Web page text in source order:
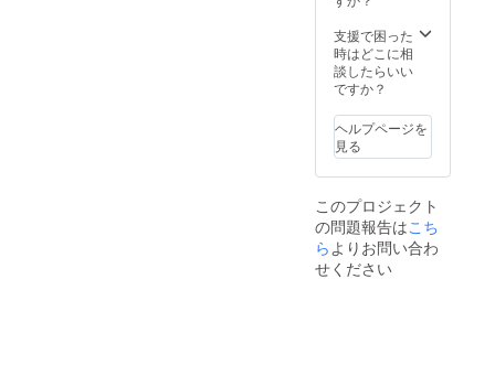
支援で困った
時はどこに相
談したらいい
ですか？
ヘルプページを
見る
このプロジェクト
の問題報告はこち
らよりお問い合わ
せください